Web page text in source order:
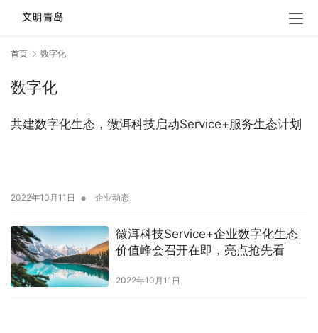
首页 数字化
数字化
共建数字化生态，微洱科技启动Service+服务生态计划
2022年10月11日 • 企业动态
微洱科技Service+企业数字化生态
价值峰会召开在即，亮点抢先看
2022年10月11日